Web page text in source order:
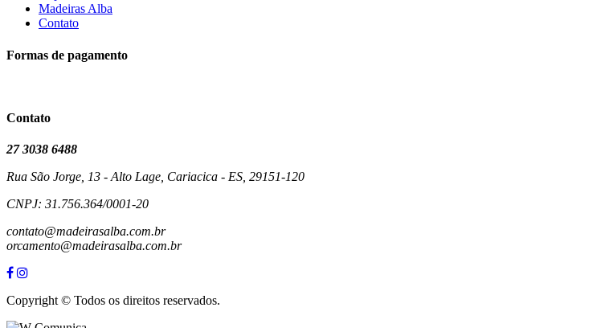
Madeiras Alba
Contato
Formas de pagamento
Contato
27 3038 6488
Rua São Jorge, 13 - Alto Lage, Cariacica - ES, 29151-120
CNPJ: 31.756.364/0001-20
contato@madeirasalba.com.br
orcamento@madeirasalba.com.br
Copyright © Todos os direitos reservados.